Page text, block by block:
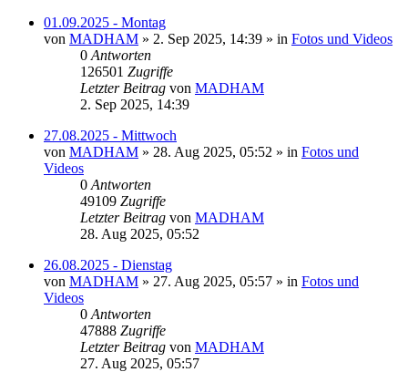
01.09.2025 - Montag
von MADHAM » 2. Sep 2025, 14:39 » in Fotos und Videos
0 Antworten
126501 Zugriffe
Letzter Beitrag von MADHAM
2. Sep 2025, 14:39
27.08.2025 - Mittwoch
von MADHAM » 28. Aug 2025, 05:52 » in Fotos und
Videos
0 Antworten
49109 Zugriffe
Letzter Beitrag von MADHAM
28. Aug 2025, 05:52
26.08.2025 - Dienstag
von MADHAM » 27. Aug 2025, 05:57 » in Fotos und
Videos
0 Antworten
47888 Zugriffe
Letzter Beitrag von MADHAM
27. Aug 2025, 05:57